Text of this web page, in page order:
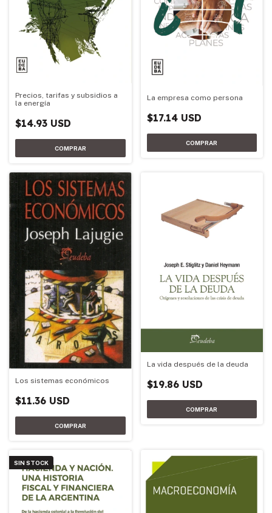
Precios, tarifas y subsidios a
la energía
$14.93 USD
La empresa como persona
$17.14 USD
Los sistemas económicos
$11.36 USD
La vida después de la deuda
$19.86 USD
SIN STOCK